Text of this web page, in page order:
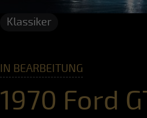
Klassiker
IN BEARBEITUNG
1970 Ford